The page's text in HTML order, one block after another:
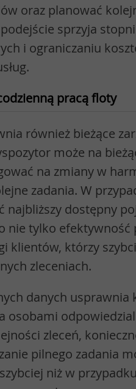
oraz planować
sprzyja
i ograniczaniu
pracą floty
również bieżące
może na
na zmiany w
zadania. W
najbliższy dostępny
nie tylko efektywność
klientów, którzy
zleceniach.
danych
osobami
zleceń,
pilnego zadania
niż w